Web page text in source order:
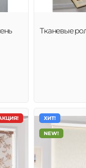
Тканевые
ХИТ!
NEW!